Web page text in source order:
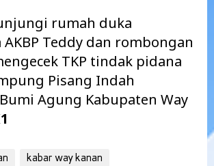
rumah duka
Teddy dan rombongan
TKP tindak pidana
Pisang Indah
Agung Kabupaten Way
kabar way kanan